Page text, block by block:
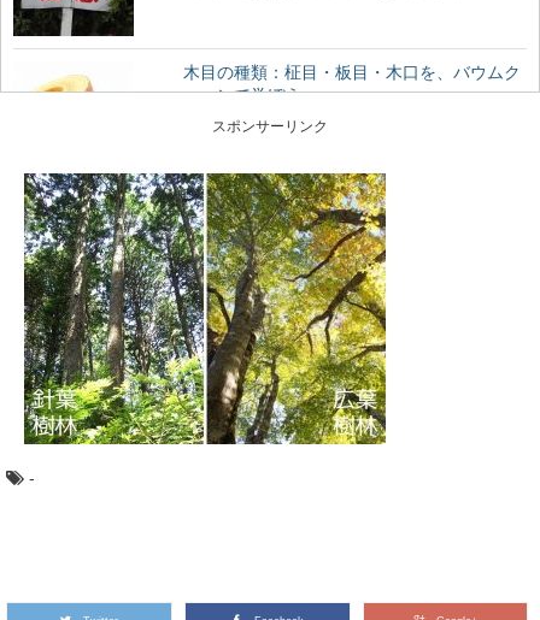
木目の種類：柾目・板目・木口を、バウムク
ーヘンで学ぼう
がありますか？ 丸太をどのように製材したらど...
林業や田舎暮らしが知りたくなったら観る映
画5選
林業ってどんな仕事？田舎暮らしってどうなんだろう？
そう思って本や雑誌を読むのもいいですが、映像でその...
森林浴発祥の地！長野県・赤沢自然休養林で
したい6つのこと
森林浴発祥の地”であり木曽桧の美林が広がる、長野県の
人気スポット「赤沢自然休養林」。 木曽路の...
スポンサーリンク
-